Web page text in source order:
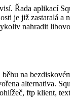
Řada aplikací
je již zastaralá
nahradit
na
alternativa.
ftp klient,